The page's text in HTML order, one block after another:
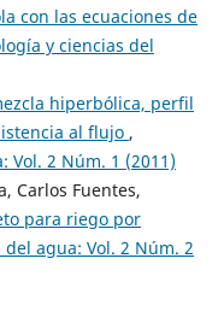
con las ecuaciones de
y ciencias del
hiperbólica, perfil
al flujo ,
Vol. 2 Núm. 1 (2011)
Carlos Fuentes,
para riego por
agua: Vol. 2 Núm. 2